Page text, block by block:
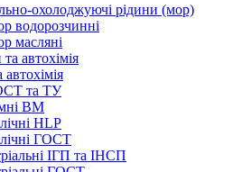
охолоджуючі рідини (мор)
водорозчинні
масляні
автохімія
та ТУ
ВМ
HLP
ГОСТ
ІГП та ІНСП